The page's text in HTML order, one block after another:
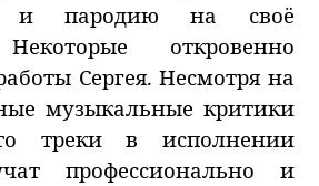
и пародию на своё
откровенно
Сергея. Несмотря на
музыкальные критики
треки в исполнении
профессионально и